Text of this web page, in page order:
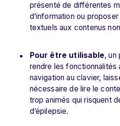
présenté de différentes
d’information ou
textuels aux contenus
Pour être utilisable, un
rendre les fonctionnalités
navigation au clavier,
nécessaire de lire le
trop animés qui risquent
d’épilepsie.